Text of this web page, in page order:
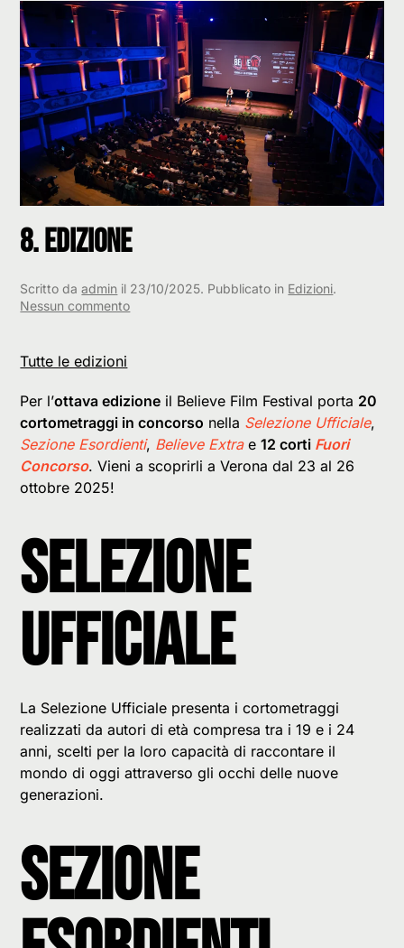
8. Edizione
Scritto daadmin il 23/10/2025. Pubblicato in Edizioni.
Nessun commentosu
Tutte le edizioni
Per l’ottava edizione il Believe Film Festival porta 20
cortometraggi in concorso nella Selezione Ufficiale,
Sezione Esordienti, Believe Extrae12 corti Fuori
Concorso. Vieni a scoprirli a Verona dal 23 al 26
ottobre 2025!
Selezione
Ufficiale
La Selezione Ufficiale presenta i cortometraggi
realizzati da autori di età compresa tra i 19 e i 24
anni, scelti per la loro capacità di raccontare il
mondo di oggi attraverso gli occhi delle nuove
generazioni.
Sezione